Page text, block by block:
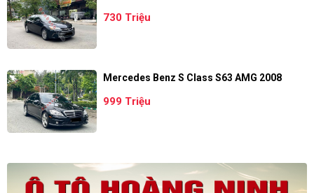
730 Triệu
Mercedes Benz S Class S63 AMG 2008
999 Triệu